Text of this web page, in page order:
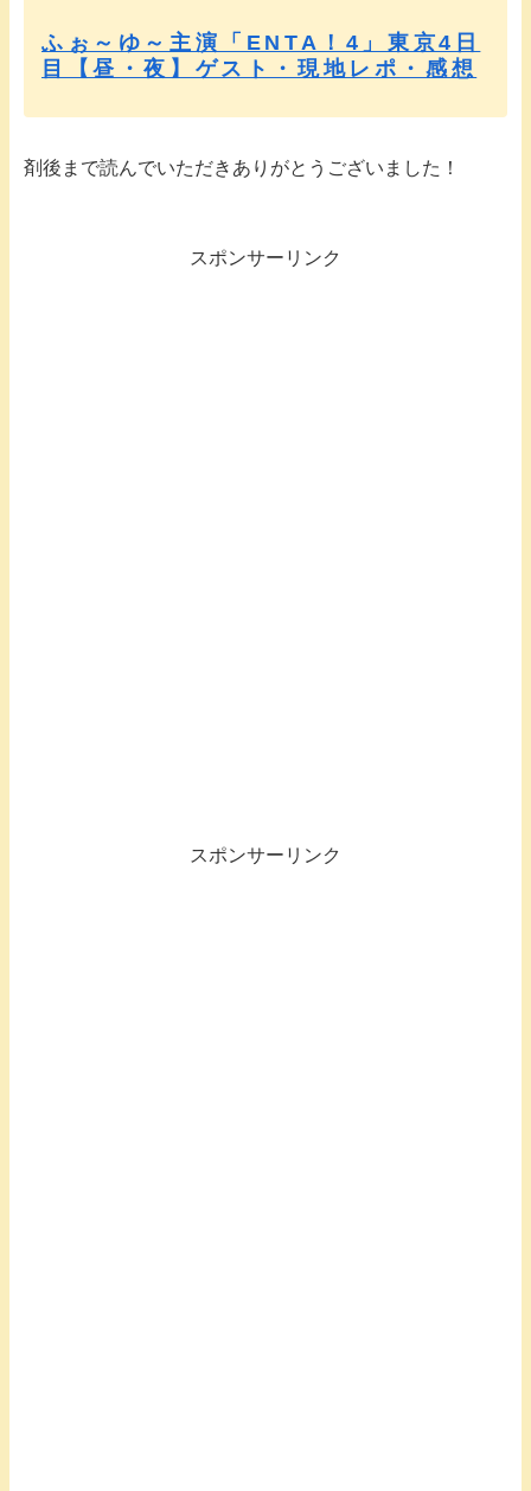
ふぉ～ゆ～主演「ENTA！4」東京4日
目【昼・夜】ゲスト・現地レポ・感想
剤後まで読んでいただきありがとうございました！
スポンサーリンク
スポンサーリンク